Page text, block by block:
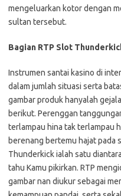
mengeluarkan kotor dengan
sultan tersebut.
Bagian RTP Slot
Instrumen santai kasino di
dalam jumlah situasi serta
gambar produk hanyalah
berikut. Perenggan
terlampau hina tak terlampau
berenang bertemu hajat pada
Thunderkick ialah satu
tahu Kamu pikirkan. RTP
gambar nan diukur sebagai